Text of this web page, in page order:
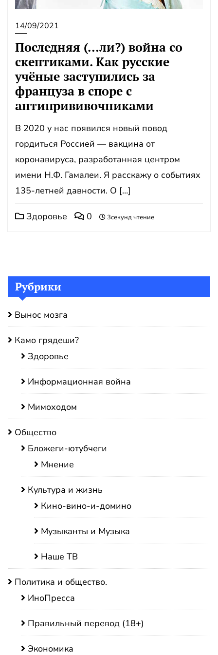
14/09/2021
Последняя (…ли?) война со
скептиками. Как русские
учёные заступились за
француза в споре с
антипрививочниками
В 2020 у нас появился новый повод
гордиться Россией — вакцина от
коронавируса, разработанная центром
имени Н.Ф. Гамалеи. Я расскажу о событиях
135-летней давности. О […]
Здоровье 0 3секунд чтение
Рубрики
Вынос мозга
Камо грядеши?
Здоровье
Информационная война
Мимоходом
Общество
Бложеги-ютубчеги
Мнение
Культура и жизнь
Кино-вино-и-домино
Музыканты и Музыка
Наше ТВ
Политика и общество.
ИноПресса
Правильный перевод (18+)
Экономика